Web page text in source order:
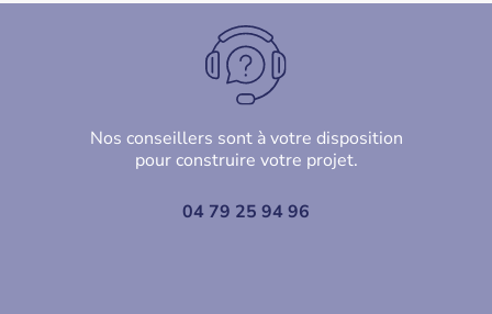
Nos conseillers sont à votre disposition
pour construire votre projet.
04 79 25 94 96